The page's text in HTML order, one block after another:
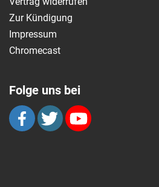
Zur Kündigung
Impressum
Chromecast
Folge uns bei